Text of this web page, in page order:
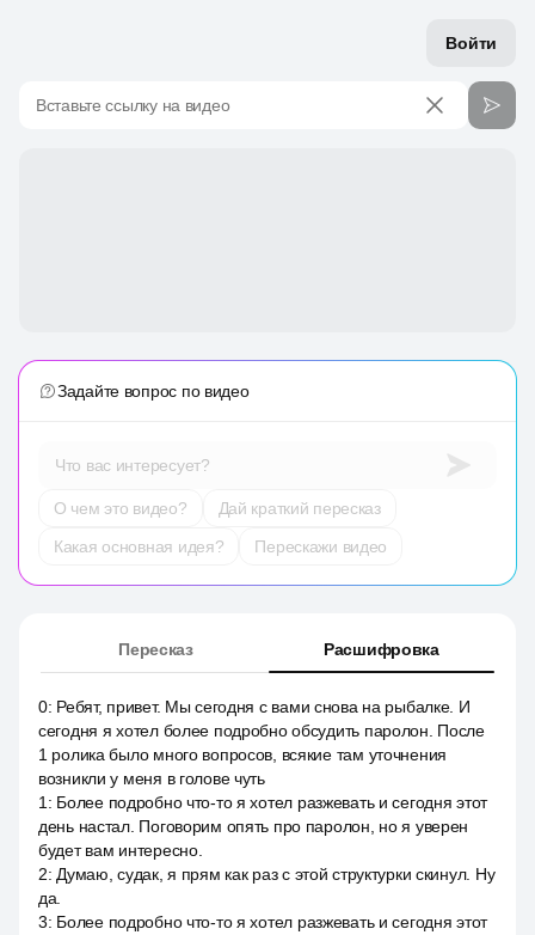
Войти
Вставьте ссылку на видео
Задайте вопрос по видео
Что вас интересует?
О чем это видео?
Дай краткий пересказ
Какая основная идея?
Перескажи видео
Пересказ Расшифровка
0: Ребят, привет. Мы сегодня с вами снова на рыбалке. И
сегодня я хотел более подробно обсудить паролон. После
1 ролика было много вопросов, всякие там уточнения
возникли у меня в голове чуть
1 : Более подробно что-то я хотел разжевать и сегодня этот
день настал. Поговорим опять про паролон, но я уверен
будет вам интересно.
2: Думаю, судак, я прям как раз с этой структурки скинул. Ну
да.
3: Более подробно что-то я хотел разжевать и сегодня этот